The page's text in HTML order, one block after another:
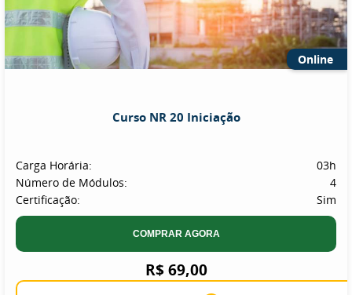
Online
Curso NR 20 Iniciação
Carga Horária:
03h
Número de Módulos:
4
Certificação:
Sim
COMPRAR AGORA
R$ 69,00